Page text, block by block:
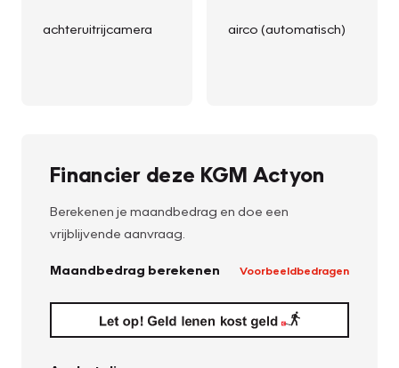
achteruitrijcamera airco (automatisch)
Financier deze KGM Actyon
Berekenen je maandbedrag en doe een
vrijblijvende aanvraag.
Maandbedrag berekenen Voorbeeldbedragen